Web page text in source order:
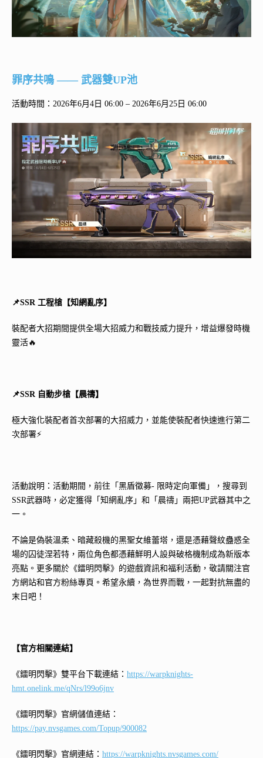
罪序共鳴 —— 武器雙UP池
活動時間：2026年6月4日 06:00 – 2026年6月25日 06:00
📌SSR 工程槍【知網亂序】
裝配者大招期間提供全場大招威力和戰技威力提升，增益爆發時機
靈活🔥
📌SSR 自動步槍【晨禱】
極大強化裝配者首次部署的大招威力，並能使裝配者快速進行第二
次部署⚡
活動說明：活動期間，前往「黑盾徵募- 限時定向軍備」，搜尋到
SSR武器時，必定獲得「知網亂序」和「晨禱」兩把UP武器其中之
一。
不論是偽裝溫柔、暗藏殺機的黑聖女維蕾塔，還是憑藉聲紋蠱惑全
場的囚徒涅若特，兩位角色都憑藉鮮明人設與破格機制成為新版本
亮點。更多關於《鐳明閃擊》的遊戲資訊和福利活動，敬請關注官
方網站和官方粉絲專頁。希望永續，為世界而戰，一起對抗無盡的
末日吧！
【官方相關連結】
《鐳明閃擊》雙平台下載連結： https://warpknights-
hmt.onelink.me/qNrs/l99o6jnv
《鐳明閃擊》官網儲值連結：
https://pay.nvsgames.com/Topup/900082
《鐳明閃擊》官網連結： https://warpknights.nvsgames.com/